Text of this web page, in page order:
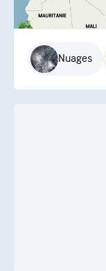
Nuages